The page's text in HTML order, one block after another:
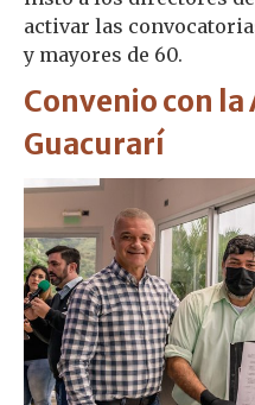
activar las
y mayores de 60.
Convenio con la
Guacurarí